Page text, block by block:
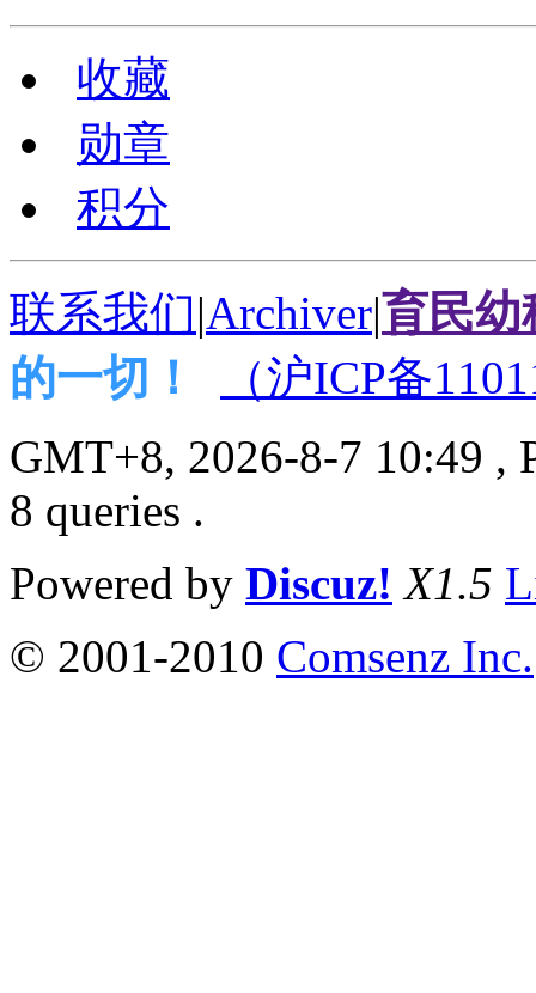
收藏
勋章
积分
联系我们|Archiver|育民幼
的一切！
（沪ICP备
GMT+8, 2026-8-7 10:49 ,
8 queries .
Powered by Discuz! X1.5
© 2001-2010 Comsenz Inc.